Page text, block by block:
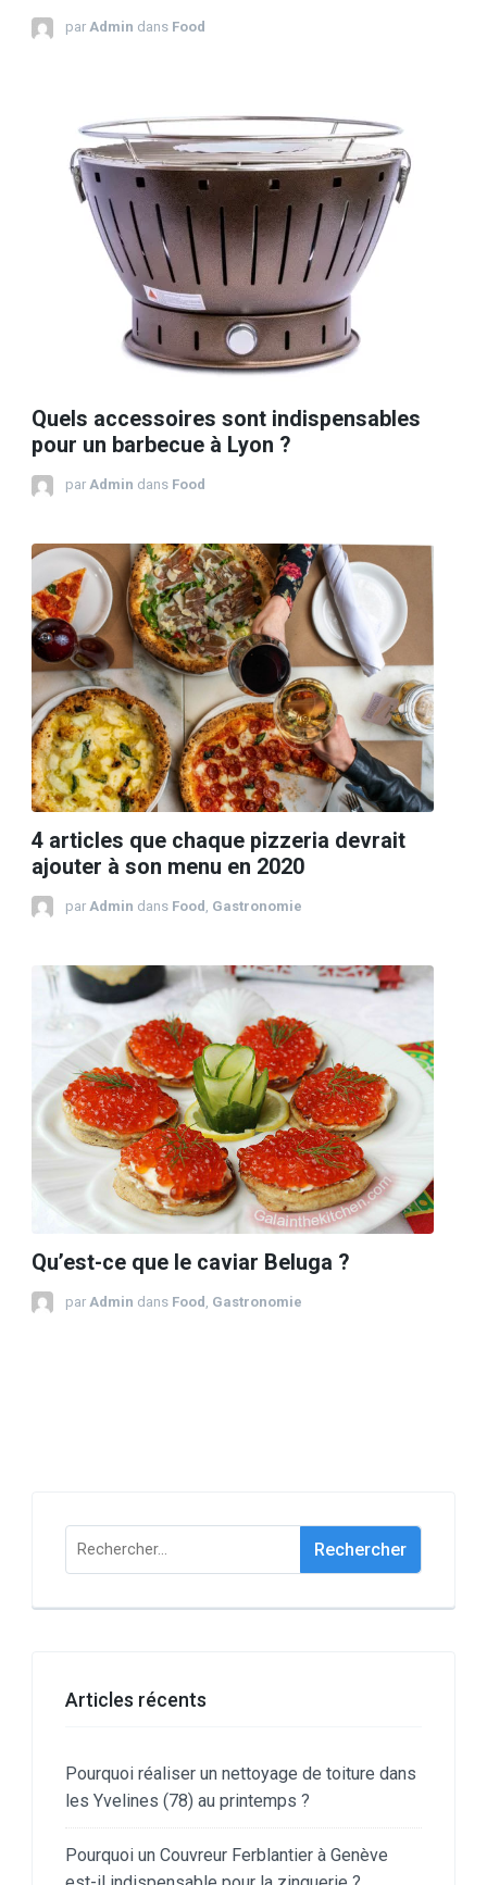
par Admin dans Food
Quels accessoires sont indispensables
pour un barbecue à Lyon ?
par Admin dans Food
4 articles que chaque pizzeria devrait
ajouter à son menu en 2020
par Admin dans Food Gastronomie
Qu’est-ce que le caviar Beluga ?
par Admin dans Food Gastronomie
Rechercher :
Articles récents
Pourquoi réaliser un nettoyage de toiture dans
les Yvelines (78) au printemps ?
Pourquoi un Couvreur Ferblantier à Genève